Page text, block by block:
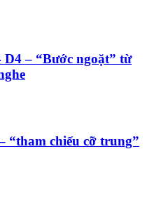
– “Bước ngoặt” từ
“tham chiếu cỡ trung”